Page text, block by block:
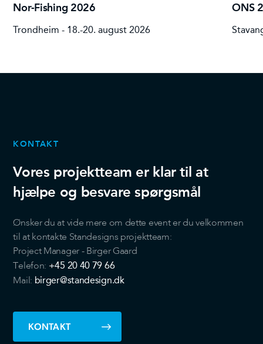
Nor-Fishing 2026
Trondheim - 18.-20. august 2026
ONS
KONTAKT
Vores projektteam er klar til at
hjælpe og besvare spørgsmål
Ønsker du at vide mere om dette event er du velkommen
til at kontakte Standesigns projektteam:
Project Manager - Birger Gaard
Telefon: +45 20 40 79 66
Mail: birger@standesign.dk
KONTAKT